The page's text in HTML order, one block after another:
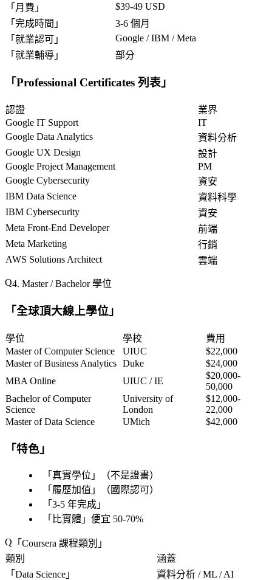
「 月費 」
$39-49 USD
「 完成時間 」
3-6 個月
「 就業認可 」
Google / IBM / Meta
「 就業輔導 」 部分
「Professional Certificates 列表 」
認證
業界
Google IT Support
IT
Google Data Analytics
資料分析
Google UX Design
設計
Google Project Management
PM
Google Cybersecurity
資安
IBM Data Science
資料科學
IBM Cybersecurity
資安
Meta Front-End Developer
前端
Meta Marketing
行銷
AWS Solutions Architect
雲端
4. Master / Bachelor 學位
「全球頂大線上學位 」
學位 學校
費用
Master of Computer Science
UIUC
$22,000
Master of Business Analytics Duke
$24,000
MBA Online
UIUC / IE
$20,000-
50,000
Bachelor of Computer
Science
University of
London
$12,000-
22,000
Master of Data Science
UMich $42,000
「特色 」
「 真實學位 」（不是證書）
「 履歷加值 」（國際認可）
「 3-5 年完成 」
「 比實體 」便宜 50-70%
「 Coursera 課程類別 」
類別
涵蓋
「 Data Science 」 資料分析 / ML / AI